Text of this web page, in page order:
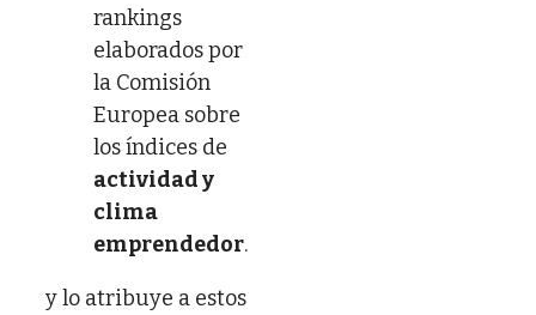
rankings
elaborados por
la Comisión
Europea sobre
los índices de
actividad y
clima
emprendedor.
y lo atribuye a estos